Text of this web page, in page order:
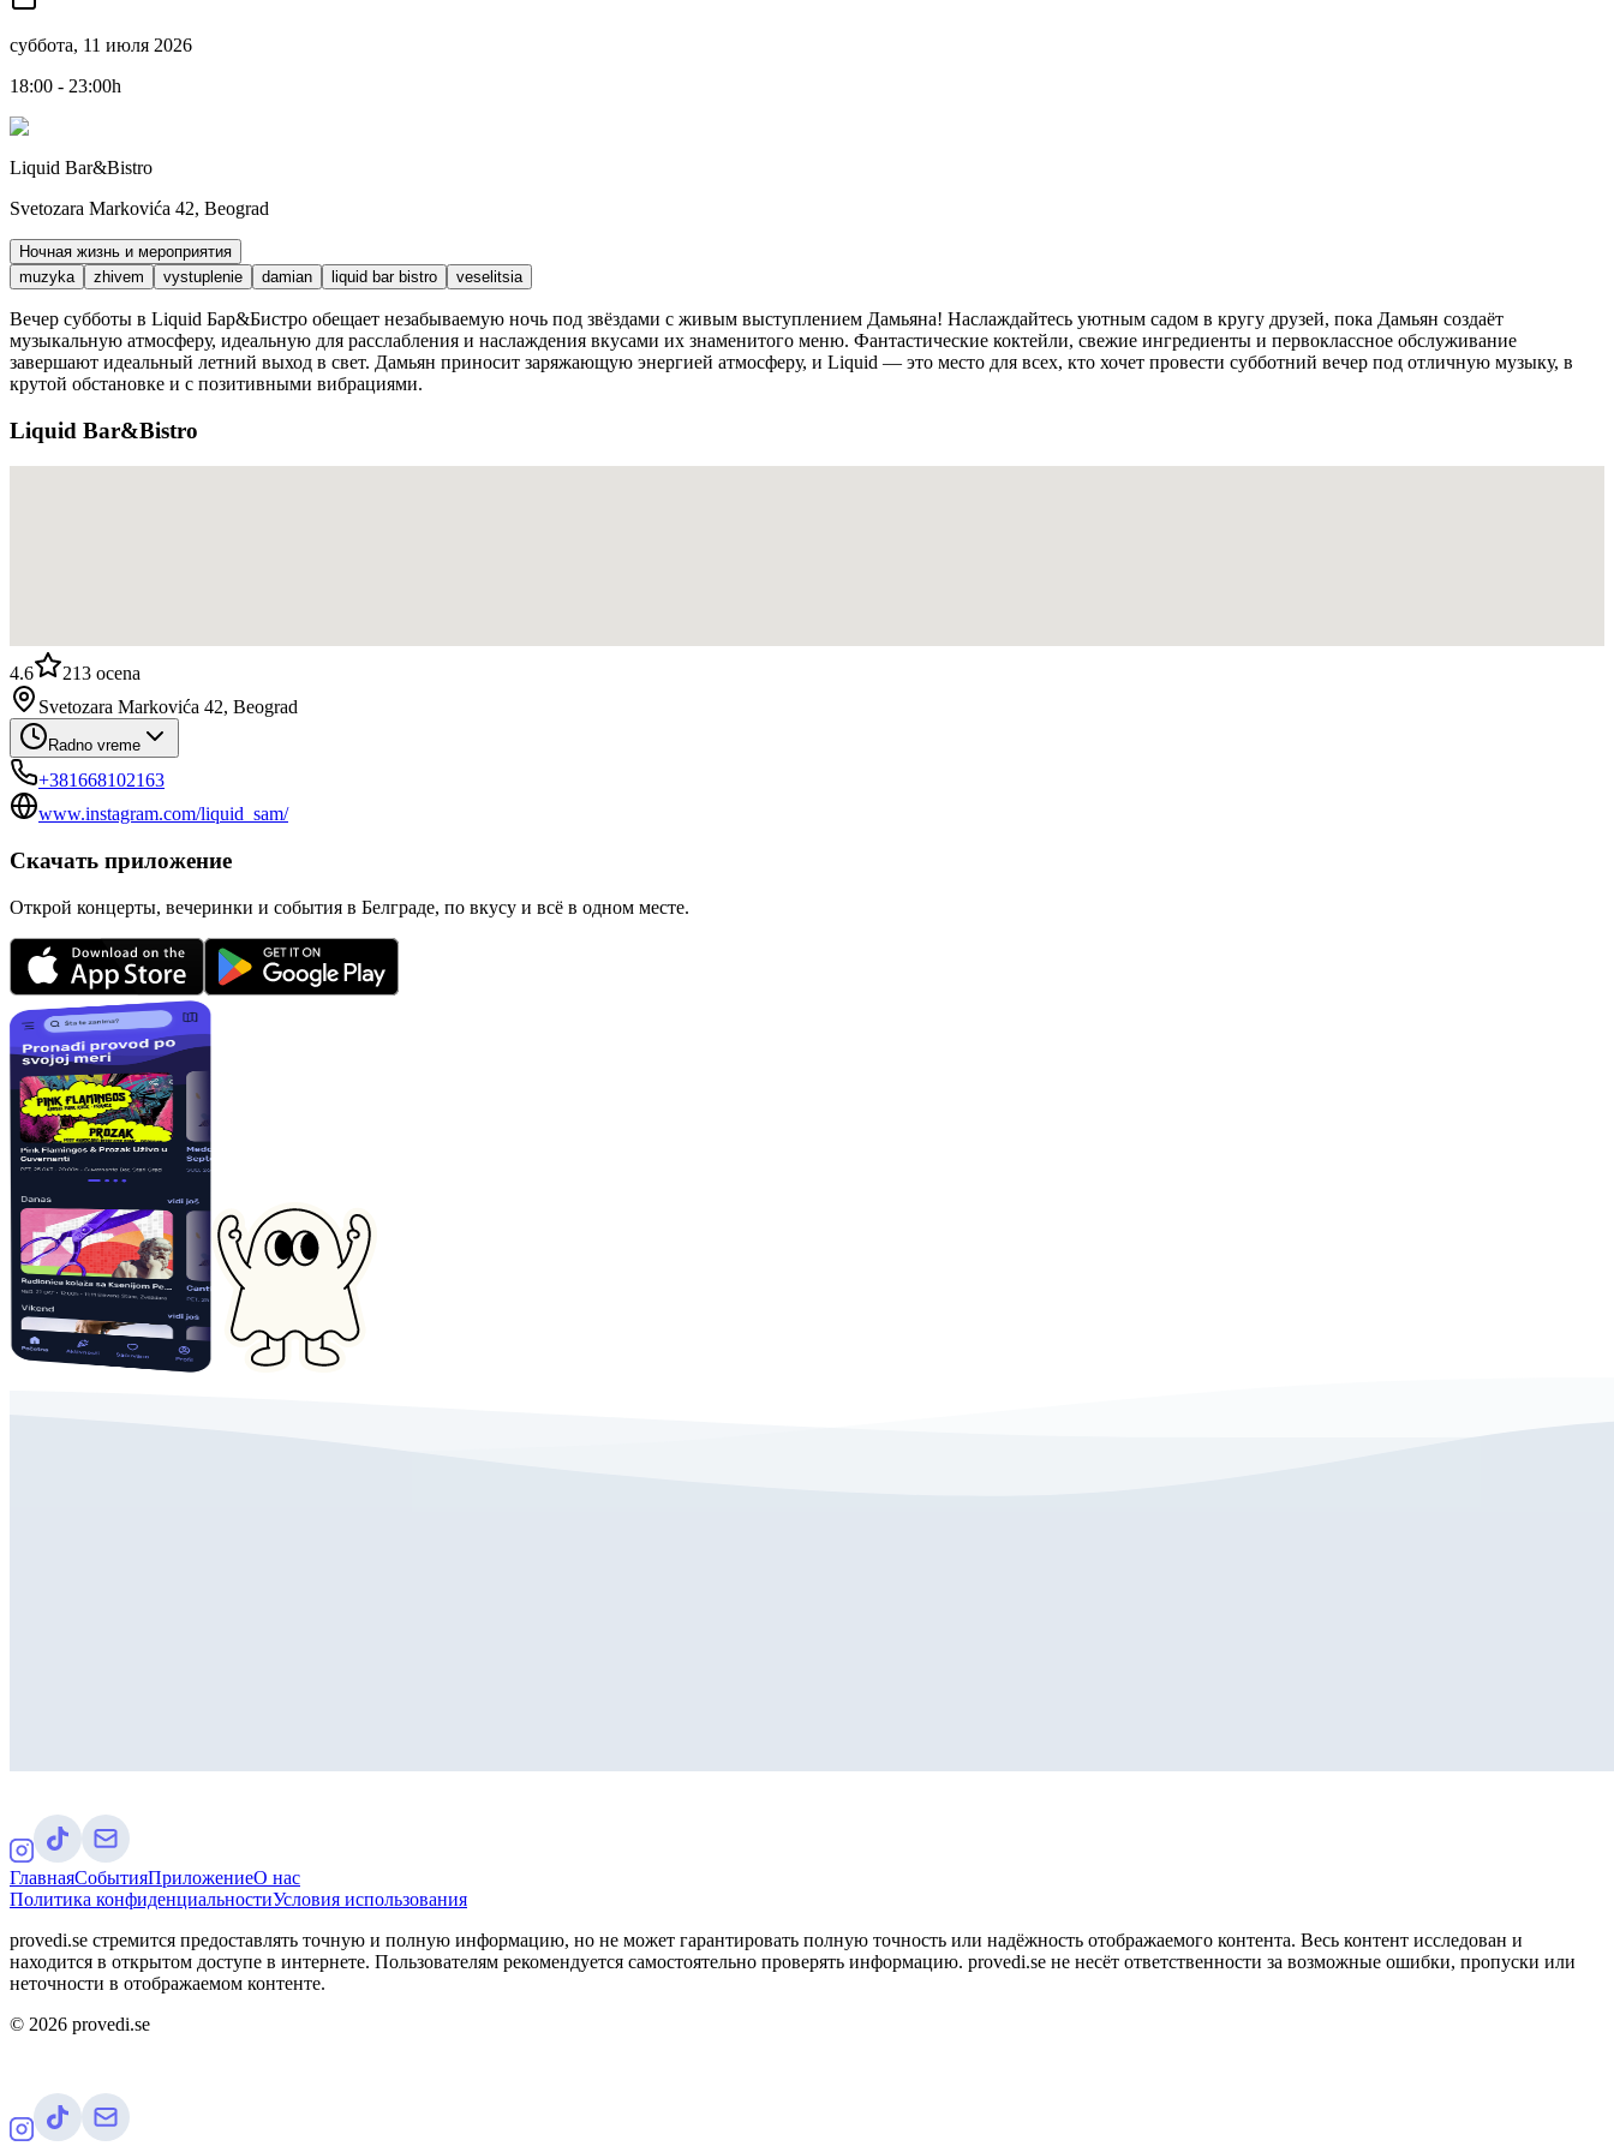
суббота, 11 июля 2026
18:00 - 23:00h
Liquid Bar&Bistro
Svetozara Markovića 42, Beograd
Ночная жизнь и мероприятия
muzyka
zhivem vystuplenie damian liquid bar bistro veselitsia
Вечер субботы в Liquid Бар&Бистро обещает незабываемую ночь под звёздами с живым выступлением Дамьяна! Наслаждайтесь уютным садом в кругу друзей, пока Дамьян создаёт
музыкальную атмосферу, идеальную для расслабления и наслаждения вкусами их знаменитого меню. Фантастические коктейли, свежие ингредиенты и первоклассное обслуживание
завершают идеальный летний выход в свет. Дамьян приносит заряжающую энергией атмосферу, и Liquid — это место для всех, кто хочет провести субботний вечер под отличную музыку, в
крутой обстановке и с позитивными вибрациями.
Liquid Bar&Bistro
4.6 213 ocena
Svetozara Markovića 42, Beograd
Radno vreme
+381668102163
www.instagram.com/liquid_sam/
Скачать приложение
Открой концерты, вечеринки и события в Белграде, по вкусу и всё в одном месте.
ГлавнаяСобытияПриложениеО нас
Политика конфиденциальностиУсловия использования
provedi.se стремится предоставлять точную и полную информацию, но не может гарантировать полную точность или надёжность отображаемого контента. Весь контент исследован и
находится в открытом доступе в интернете. Пользователям рекомендуется самостоятельно проверять информацию. provedi.se не несёт ответственности за возможные ошибки, пропуски или
неточности в отображаемом контенте.
© 2026 provedi.se